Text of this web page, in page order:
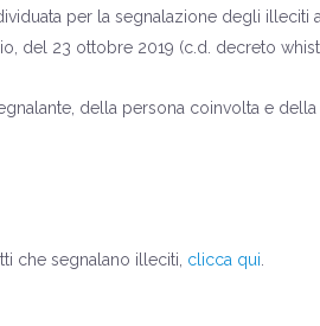
per la segnalazione degli illeciti
del 23 ottobre 2019 (c.d. decreto
della persona coinvolta e
che segnalano illeciti, clicca qui